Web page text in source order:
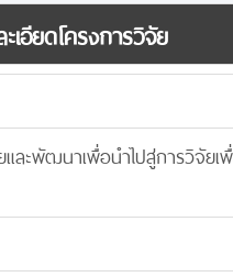
เอียดโครงการวิจัย
และพัฒนาเพื่อนำไปสู่การวิจั